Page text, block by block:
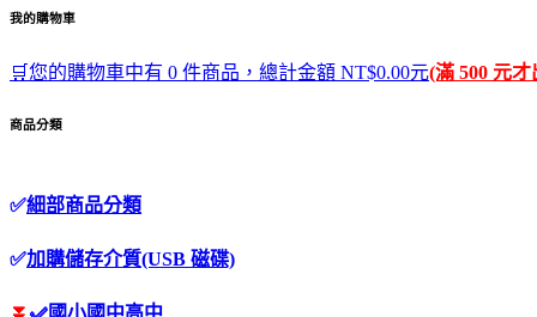
我的購物車
🛒您的購物車中有 0 件商品，總計金額 NT$0.00元(滿 500 元才
商品分類
✅細部商品分類
✅加購儲存介質(USB 磁碟)